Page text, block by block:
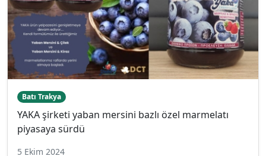
Batı Trakya
YAKA şirketi yaban mersini bazlı özel marmelatı
piyasaya sürdü
5 Ekim 2024